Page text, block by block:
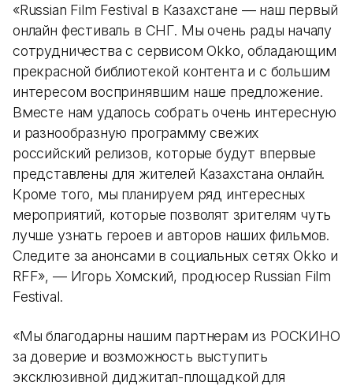
«Russian Film Festival в Казахстане — наш первый
онлайн фестиваль в СНГ. Мы очень рады началу
сотрудничества с сервисом Okko, обладающим
прекрасной библиотекой контента и с большим
интересом воспринявшим наше предложение.
Вместе нам удалось собрать очень интересную
и разнообразную программу свежих
российский релизов, которые будут впервые
представлены для жителей Казахстана онлайн.
Кроме того, мы планируем ряд интересных
мероприятий, которые позволят зрителям чуть
лучше узнать героев и авторов наших фильмов.
Следите за анонсами в социальных сетях Okko и
RFF», — Игорь Хомский, продюсер Russian Film
Festival.
«Мы благодарны нашим партнерам из РОСКИНО
за доверие и возможность выступить
эксклюзивной диджитал-площадкой для